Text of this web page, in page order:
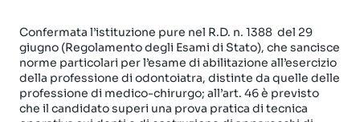
Confermata l’istituzione pure nel R.D. n. 1388 del 29
giugno (Regolamento degli Esami di Stato), che sancisce
norme particolari per l’esame di abilitazione all’esercizio
della professione di odontoiatra, distinte da quelle delle
professione di medico-chirurgo; all’art. 46 è previsto
che il candidato superi una prova pratica di tecnica